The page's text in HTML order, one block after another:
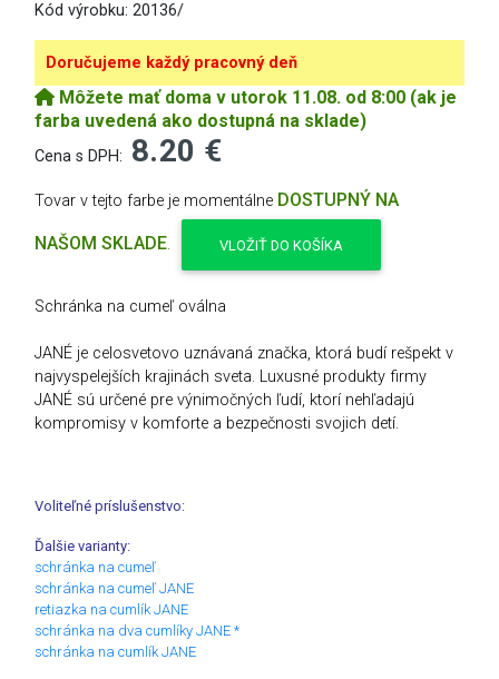
Kód výrobku: 20136/
Doručujeme každý pracovný deň
Môžete mať doma v utorok 11.08. od 8:00 (ak je
farba uvedená ako dostupná na sklade)
Cena s DPH: 8.20 €
Tovar v tejto farbe je momentálne DOSTUPNÝ NA
NAŠOM SKLADE. VLOŽIŤ DO KOŠÍKA
Schránka na cumeľ oválna
JANÉ je celosvetovo uznávaná značka, ktorá budí rešpekt v
najvyspelejších krajinách sveta. Luxusné produkty firmy
JANÉ sú určené pre výnimočných ľudí, ktorí nehľadajú
kompromisy v komforte a bezpečnosti svojich detí.
Voliteľné príslušenstvo:
Ďalšie varianty:
schránka na cumeľ
schránka na cumeľ JANE
retiazka na cumlík JANE
schránka na dva cumlíky JANE *
schránka na cumlík JANE